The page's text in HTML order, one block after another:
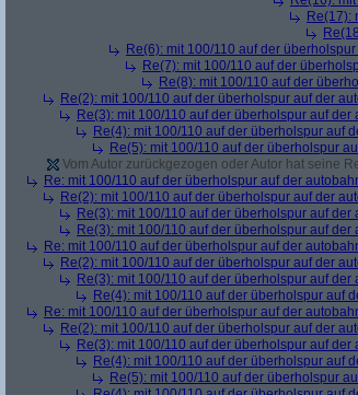
Re(17):
Re(6): mit 100/110 auf der
Re(7): mit 100/110 auf der
Re(8): mit 100/110 auf der
Re(2): mit 100/110 auf der überholspur auf der
Re(3): mit 100/110 auf der überholspur auf
Re(4): mit 100/110 auf der überholspur auf
Re(5): mit 100/110 auf der überholspur
Vom Autor zurückgezogen oder Autor hat seine
Re: mit 100/110 auf der überholspur auf der
Re(2): mit 100/110 auf der überholspur auf der
Re(3): mit 100/110 auf der überholspur auf
Re(3): mit 100/110 auf der überholspur auf
Re: mit 100/110 auf der überholspur auf der
Re(2): mit 100/110 auf der überholspur auf der
Re(3): mit 100/110 auf der überholspur auf
Re(4): mit 100/110 auf der überholspur auf
Re: mit 100/110 auf der überholspur auf der
Re(2): mit 100/110 auf der überholspur auf der
Re(3): mit 100/110 auf der überholspur auf
Re(4): mit 100/110 auf der überholspur auf
Re(5): mit 100/110 auf der überholspur